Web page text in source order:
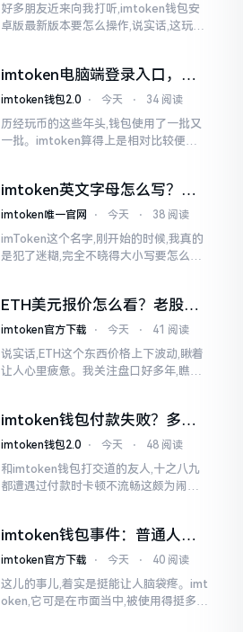
好多朋友近来向我打听,imtoken钱包安
卓版最新版本要怎么操作,说实话,这玩意
0版本
imtoken电脑端登录入口，地
址在这里
imtoken钱包2.0 ⋅ 今天 ⋅ 34 阅读
历经玩币的这些年头,钱包使用了一批又
一批。imtoken算得上是相对比较便于
就得去寻觅电脑端的入口。
imtoken英文字母怎么写？正
确拼写看这里
imtoken唯一官网 ⋅ 今天 ⋅ 38 阅读
imToken这个名字,刚开始的时候,我真的
是犯了迷糊,完全不晓得大小写要怎么去
ETH美元报价怎么看？老股民
手把手教你盯盘
imtoken官方下载 ⋅ 今天 ⋅ 41 阅读
说实话,ETH这个东西价格上下波动,瞅着
让人心里疲惫。我关注盘口好多年,瞧见
判断。
imtoken钱包付款失败？多半
是这几个原因闹的
imtoken钱包2.0 ⋅ 今天 ⋅ 48 阅读
和imtoken钱包打交道的友人,十之八九
都遭遇过付款时卡顿不流畅这颇为闹心
急得连连跺脚。实际上讲
imtoken钱包事件：普通人该
咋办？
imtoken官方下载 ⋅ 今天 ⋅ 40 阅读
这儿的事儿,着实是挺能让人脑袋疼。imt
oken,它可是在市面当中,被使用得挺多的